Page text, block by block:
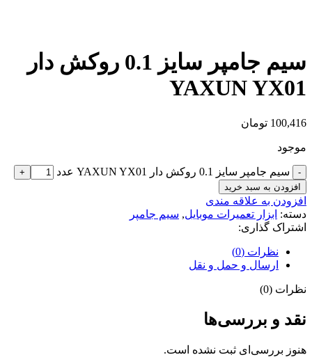
سیم جامپر سایز 0.1 روکش دار
YAXUN YX01
100,416 تومان
موجود
سیم جامپر سایز 0.1 روکش دار YAXUN YX01 عدد
افزودن به سبد خرید
افزودن به علاقه مندی
دسته: ابزار تعمیرات موبایل, سیم جامپر
اشتراک گذاری:
نظرات (0)
ارسال و حمل و نقل
نظرات (0)
نقد و بررسی‌ها
هنوز بررسی‌ای ثبت نشده است.